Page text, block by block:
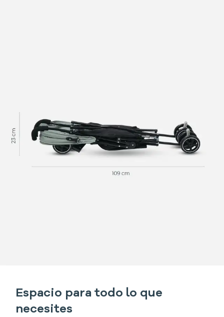
Espacio para todo lo que
necesites